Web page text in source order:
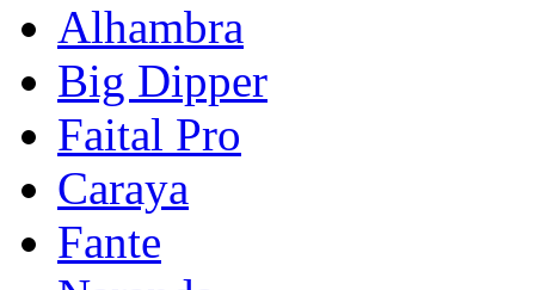
Alhambra
Big Dipper
Faital Pro
Caraya
Fante